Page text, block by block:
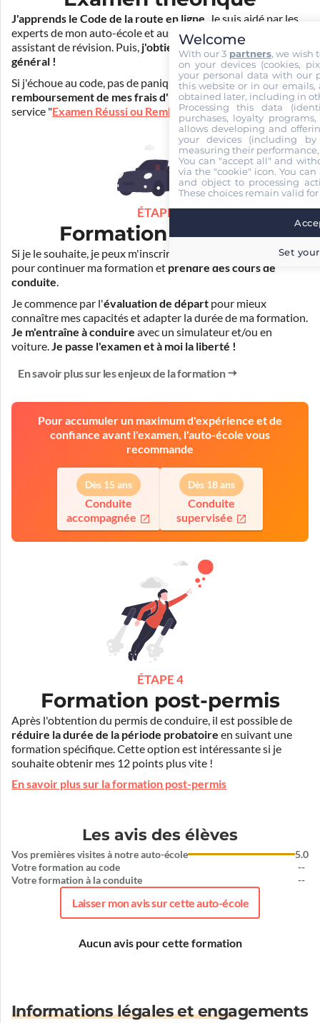
J'apprends le Code de la route en ligne . Je suis aidé par les
experts de mon auto-école et aussi par Mister Codes, mon
assistant de révision. Puis, j'obtiens l'examen théorique
général !
Si j'échoue au code, pas de panique ! Je peux bénéficier du
remboursement de mes frais d'inscription (30€) grâce au
service "Examen Réussi ou Remboursé".
ÉTAPE 3
Formation pratique
Si je le souhaite, je peux m'inscrire auprès de mon auto-école
pour continuer ma formation et prendre des cours de
conduite.
Je commence par l'évaluation de départ pour mieux
connaître mes capacités et adapter la durée de ma formation.
Je m'entraîne à conduire avec un simulateur et/ou en
voiture.Je passe l'examen et à moi la liberté !
En savoir plus sur les enjeux de la formation
Pour accumuler un maximum d'expérience et de
confiance avant l'examen, l'auto-école vous
recommande
Dès 15 ans
Conduite
accompagnée
Dès 18 ans
Conduite
supervisée
ÉTAPE 4
Formation post-permis
Après l'obtention du permis de conduire, il est possible de
réduire la durée de la période probatoire en suivant une
formation spécifique. Cette option est intéressante si je
souhaite obtenir mes 12 points plus vite !
En savoir plus sur la formation post-permis
Les avis des élèves
Vos premières visites à notre auto-école
Votre formation au code
Votre formation à la conduite
5.0
--
--
Laisser mon avis sur cette auto-école
Aucun avis pour cette formation
Informations légales et engagements
Welcome
With our 3 partners, we wish
on your devices (cookies,
your personal data with our
this website or in our emails,
obtained later, including in
Processing this data
purchases, loyalty
allows developing and
your devices (including
measuring their
You can "accept all" and
via the "cookie" icon. You
and object to processing
These choices remain valid
Set